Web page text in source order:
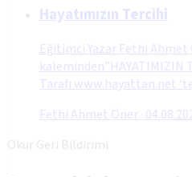
Hayatımızın Tercihi
Eğitimci Yazar Fethi Ahmet
kaleminden”HAYATIMIZIN
Tarafı www.hayattan.net
Fethi Ahmet Öner·
Okur Geri Bildirimi